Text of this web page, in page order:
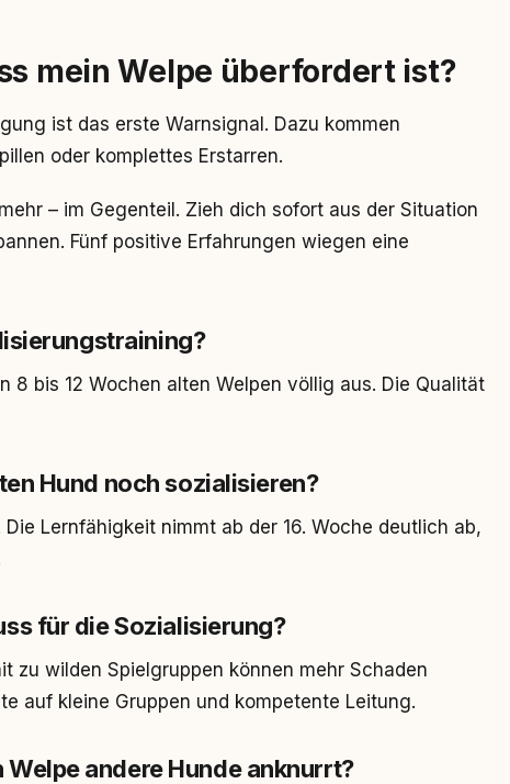
mein Welpe überfordert ist?
ist das erste Warnsignal. Dazu kommen
oder komplettes Erstarren.
– im Gegenteil. Zieh dich sofort aus der Situation
Fünf positive Erfahrungen wiegen eine
8 bis 12 Wochen alten Welpen völlig aus. Die Qualität
Hund noch sozialisieren?
Die Lernfähigkeit nimmt ab der 16. Woche deutlich ab,
für die Sozialisierung?
zu wilden Spielgruppen können mehr Schaden
auf kleine Gruppen und kompetente Leitung.
andere Hunde anknurrt?